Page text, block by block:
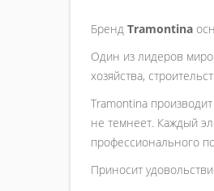
Бренд Tramontina
Один из лидеров
хозяйства,
Tramontina
не темнеет. Каждый
профессионального
Приносит